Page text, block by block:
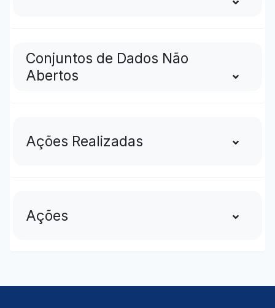
Conjuntos de Dados Não
Abertos
Ações Realizadas
Ações